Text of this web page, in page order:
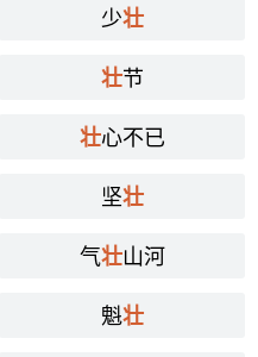
少壮
壮节
壮心不已
坚壮
气壮山河
魁壮